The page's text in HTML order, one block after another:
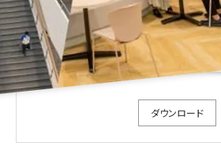
事例集です。ぜひダウンロードしてご覧く
ダウンロード